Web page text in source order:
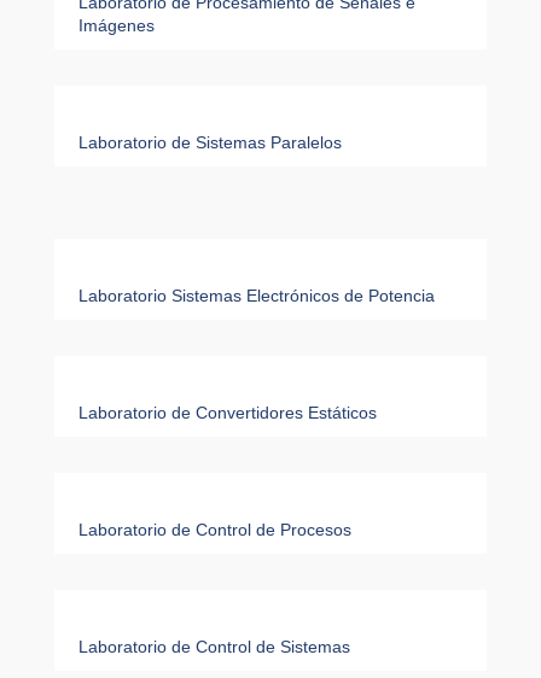
Imágenes
Laboratorio de Sistemas Paralelos
Laboratorio Sistemas Electrónicos de Potencia
Laboratorio de Convertidores Estáticos
Laboratorio de Control de Procesos
Laboratorio de Control de Sistemas